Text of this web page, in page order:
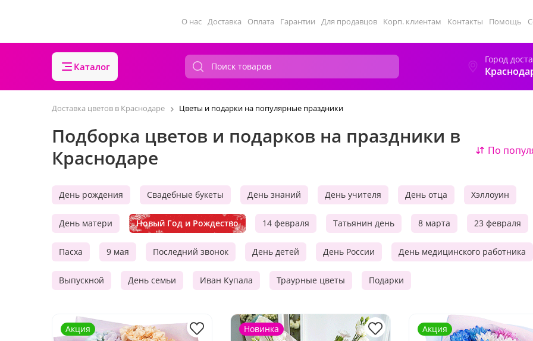
О нас Доставка Оплата Гарантии Для продавцов Корп. клиентам Контакты Помощь
Каталог
Город
Доставка цветов в Краснодаре Цветы и подарки на популярные праздники
Подборка цветов и подарков на праздники в
Краснодаре
По
День рождения Свадебные букеты День знаний День учителя День отца Хэллоуин
День матери Новый Год и Рождество 14 февраля Татьянин день 8 марта 23 февраля
Пасха 9 мая Последний звонок День детей День России День медицинского работника
Выпускной День семьи Иван Купала Траурные цветы Подарки
Акция Новинка Акция